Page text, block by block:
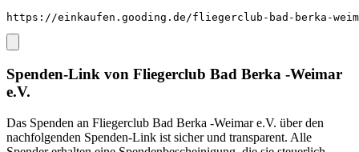
https://einkaufen.gooding.de/fliegerclub-bad-berka-
Spenden-Link von Fliegerclub Bad Berka -Weimar
e.V.
Das Spenden an Fliegerclub Bad Berka -Weimar e.V. über den
nachfolgenden Spenden-Link ist sicher und transparent. Alle